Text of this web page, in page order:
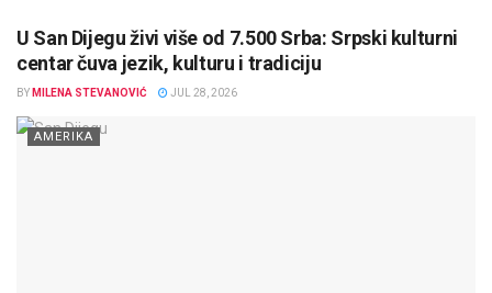
U San Dijegu živi više od 7.500 Srba: Srpski kulturni
centar čuva jezik, kulturu i tradiciju
BY MILENA STEVANOVIĆ JUL 28, 2026
AMERIKA